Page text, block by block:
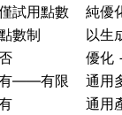
試用點數 純優
數制 以生
優化
——有限 通用
通用